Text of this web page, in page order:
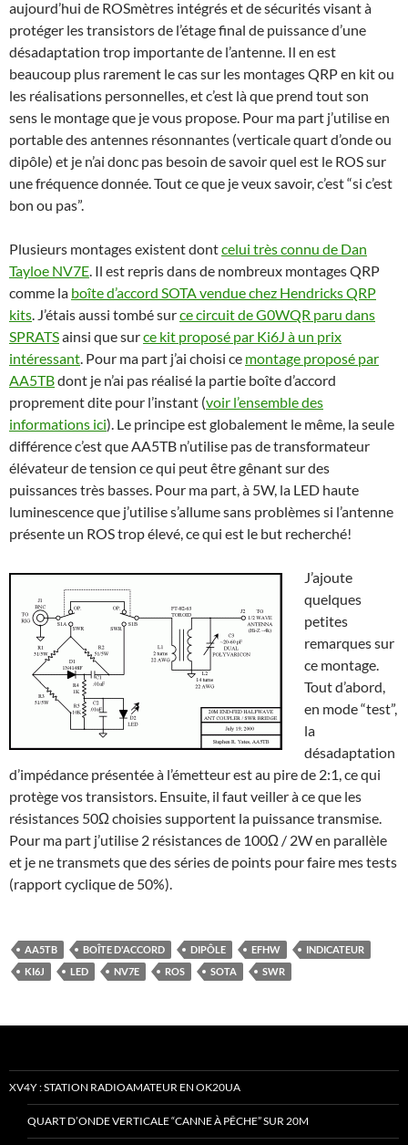
aujourd’hui de ROSmètres intégrés et de sécurités visant à
protéger les transistors de l’étage final de puissance d’une
désadaptation trop importante de l’antenne. Il en est
beaucoup plus rarement le cas sur les montages QRP en kit ou
les réalisations personnelles, et c’est là que prend tout son
sens le montage que je vous propose. Pour ma part j’utilise en
portable des antennes résonnantes (verticale quart d’onde ou
dipôle) et je n’ai donc pas besoin de savoir quel est le ROS sur
une fréquence donnée. Tout ce que je veux savoir, c’est “si c’est
bon ou pas”.
Plusieurs montages existent dontcelui très connu de Dan
Tayloe NV7E. Il est repris dans de nombreux montages QRP
comme la boîte d’accord SOTA vendue chez Hendricks QRP
kits. J’étais aussi tombé surce circuit de G0WQR paru dans
SPRATSainsi que surce kit proposé par Ki6J à un prix
intéressant. Pour ma part j’ai choisi ce montage proposé par
AA5TBdont je n’ai pas réalisé la partie boîte d’accord
proprement dite pour l’instant (voir l’ensemble des
informations ici). Le principe est globalement le même, la seule
différence c’est que AA5TB n’utilise pas de transformateur
élévateur de tension ce qui peut être gênant sur des
puissances très basses. Pour ma part, à 5W, la LED haute
luminescence que j’utilise s’allume sans problèmes si l’antenne
présente un ROS trop élevé, ce qui est le but recherché!
J’ajoute
quelques
petites
remarques sur
ce montage.
Tout d’abord,
en mode “test”,
la
désadaptation
d’impédance présentée à l’émetteur est au pire de 2:1, ce qui
protège vos transistors. Ensuite, il faut veiller à ce que les
résistances 50Ω choisies supportent la puissance transmise.
Pour ma part j’utilise 2 résistances de 100Ω / 2W en parallèle
et je ne transmets que des séries de points pour faire mes tests
(rapport cyclique de 50%).
AA5TB BOÎTE D'ACCORD DIPÔLE EFHW
INDICATEUR
KI6J
LED NV7E ROS SOTA SWR
XV4Y : STATION RADIOAMATEUR EN OK20UA
QUART D’ONDE VERTICALE “CANNE À PÊCHE” SUR 20M